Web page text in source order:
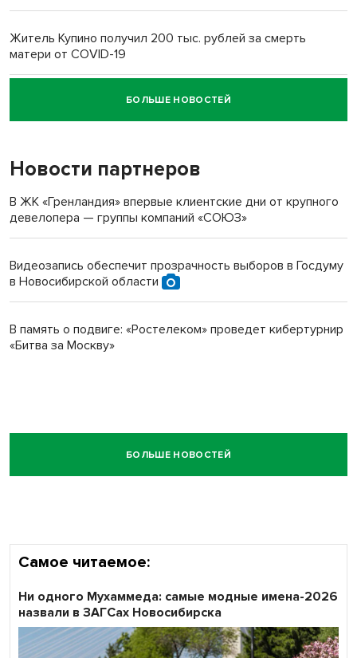
Житель Купино получил 200 тыс. рублей за смерть
матери от COVID-19
Новосибирский суд наказал водителя за смерть
пенсионерки на вокзале
БОЛЬШЕ НОВОСТЕЙ
Новости партнеров
В ЖК «Гренландия» впервые клиентские дни от крупного
девелопера — группы компаний «СОЮЗ»
Видеозапись обеспечит прозрачность выборов в Госдуму
в Новосибирской области
В память о подвиге: «Ростелеком» проведет кибертурнир
«Битва за Москву»
БОЛЬШЕ НОВОСТЕЙ
Самое читаемое:
Ни одного Мухаммеда: самые модные имена-2026
назвали в ЗАГСах Новосибирска